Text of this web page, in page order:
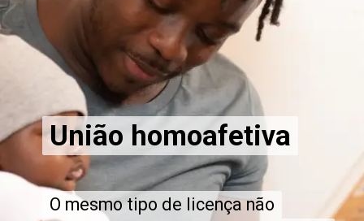
O mesmo tipo de licença não
O mesmo tipo de licença não
União homoafetiva
União homoafetiva